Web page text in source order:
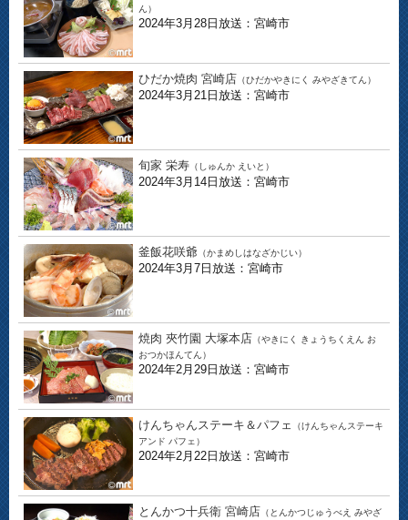
ん）
2024年3月28日放送：宮崎市
ひだか焼肉 宮崎店 （ひだかやきにく みやざきてん）
2024年3月21日放送：宮崎市
旬家 栄寿 （しゅんか えいと）
2024年3月14日放送：宮崎市
釜飯花咲爺 （かまめしはなざかじい）
2024年3月7日放送：宮崎市
焼肉 夾竹園 大塚本店 （やきにく きょうちくえん お
おつかほんてん）
2024年2月29日放送：宮崎市
けんちゃんステーキ＆パフェ
（けんちゃんステーキ
アンド パフェ）
2024年2月22日放送：宮崎市
とんかつ十兵衛 宮崎店 （とんかつじゅうべえ みやざ